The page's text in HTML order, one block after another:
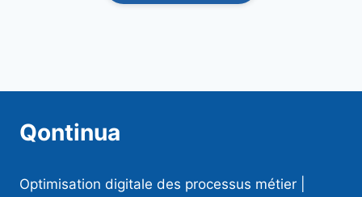
Qontinua
Optimisation digitale des processus métier |